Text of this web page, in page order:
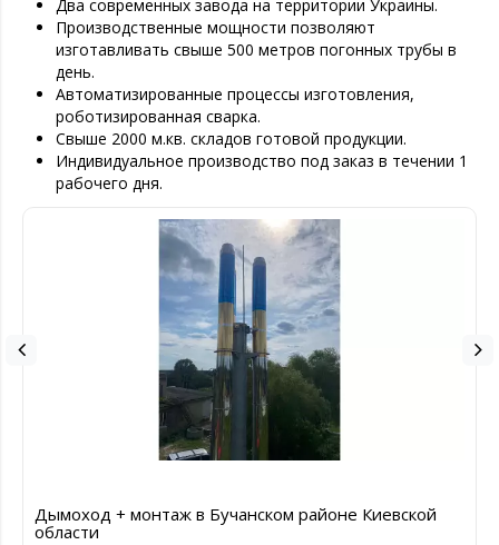
Два современных завода на территории Украины.
Производственные мощности позволяют
изготавливать свыше 500 метров погонных трубы в
день.
Автоматизированные процессы изготовления,
роботизированная сварка.
Свыше 2000 м.кв. складов готовой продукции.
Индивидуальное производство под заказ в течении 1
рабочего дня.
Дымоход + монтаж в Бучанском районе Киевской
области